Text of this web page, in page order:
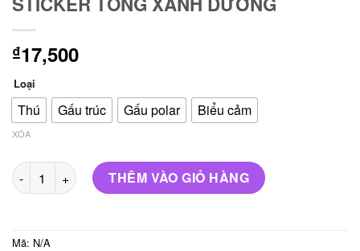
₫17,500
Loại
Thú Gấu trúc Gấu polar Biểu cảm
XÓA
STICKER TÔNG XANH DƯƠNG số lượng
THÊM VÀO GIỎ HÀNG
Mã: N/A